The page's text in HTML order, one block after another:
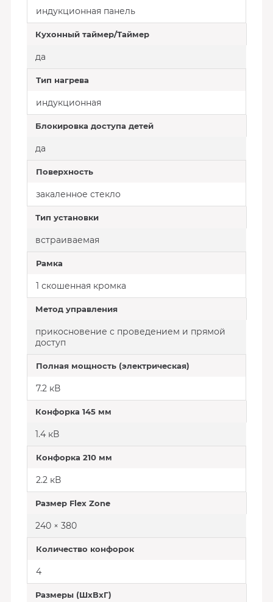
индукционная панель
Кухонный таймер/Таймер
да
Тип нагрева
индукционная
Блокировка доступа детей
да
Поверхность
закаленное стекло
Тип установки
встраиваемая
Рамка
1 скошенная кромка
Метод управления
прикосновение с проведением и прямой
доступ
Полная мощность (электрическая)
7.2 кВ
Конфорка 145 мм
1.4 кВ
Конфорка 210 мм
2.2 кВ
Размер Flex Zone
240 × 380
Количество конфорок
4
Размеры (ШxВxГ)